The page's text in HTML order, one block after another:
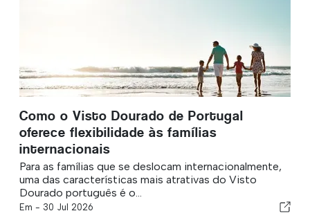
Como o Visto Dourado de Portugal
oferece flexibilidade às famílias
internacionais
Para as famílias que se deslocam internacionalmente,
uma das características mais atrativas do Visto
Dourado português é o...
Em - 30 Jul 2026